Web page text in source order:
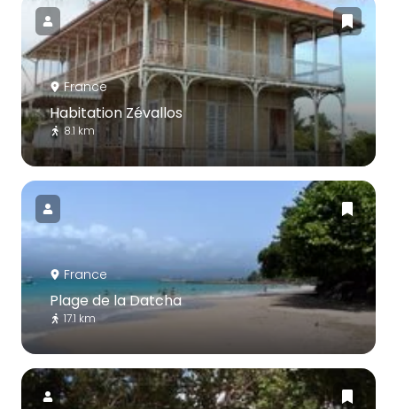
France
Habitation Zévallos
8.1 km
France
Plage de la Datcha
17.1 km